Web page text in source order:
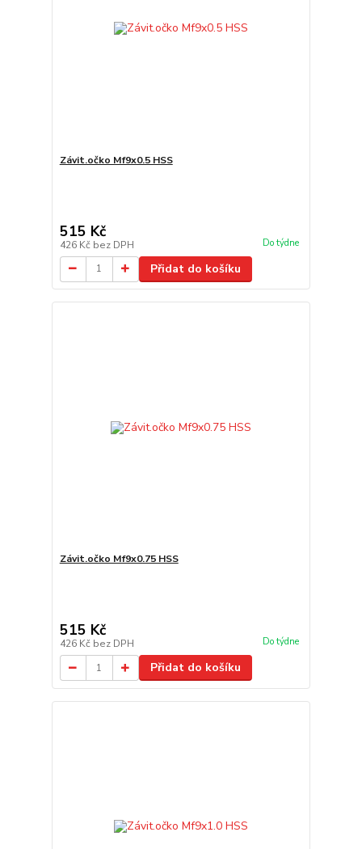
Závit.očko Mf9x0.5 HSS
515 Kč
426 Kč bez DPH Do týdne
Přidat do košíku
Závit.očko Mf9x0.75 HSS
515 Kč
426 Kč bez DPH Do týdne
Přidat do košíku